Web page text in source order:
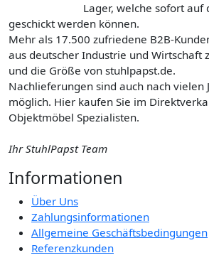
Lager, welche sofort auf
geschickt werden können.
Mehr als 17.500 zufriedene B2B-
aus deutscher Industrie und Wirtschaft
und die Größe von stuhlpapst.de.
Nachlieferungen sind auch nach vielen
möglich. Hier kaufen Sie im
Objektmöbel Spezialisten.
Ihr StuhlPapst Team
Informationen
Über Uns
Zahlungsinformationen
Allgemeine Geschäftsbedingungen
Referenzkunden